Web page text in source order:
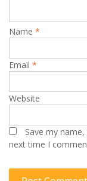
Name *
Email *
Website
Save my
next time I